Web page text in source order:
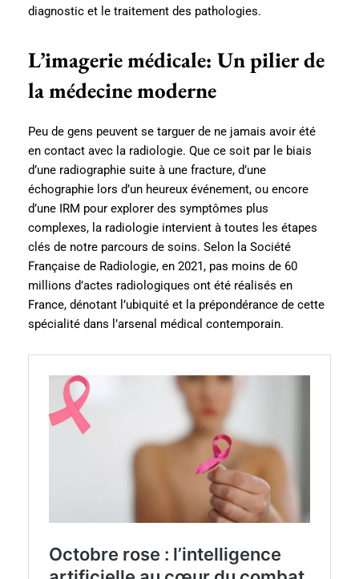
diagnostic et le traitement des pathologies.
L’imagerie médicale: Un pilier de
la médecine moderne
Peu de gens peuvent se targuer de ne jamais avoir été
en contact avec la radiologie. Que ce soit par le biais
d’une radiographie suite à une fracture, d’une
échographie lors d’un heureux événement, ou encore
d’une IRM pour explorer des symptômes plus
complexes, la radiologie intervient à toutes les étapes
clés de notre parcours de soins. Selon la Société
Française de Radiologie, en 2021, pas moins de 60
millions d’actes radiologiques ont été réalisés en
France, dénotant l’ubiquité et la prépondérance de cette
spécialité dans l’arsenal médical contemporain.